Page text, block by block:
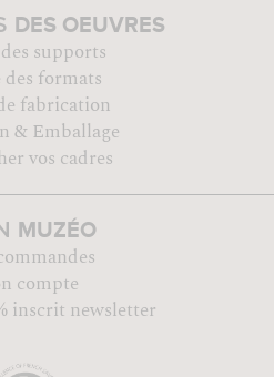
DES OEUVRES
supports
formats
fabrication
& Emballage
vos cadres
MUZÉO
compte
inscrit newsletter